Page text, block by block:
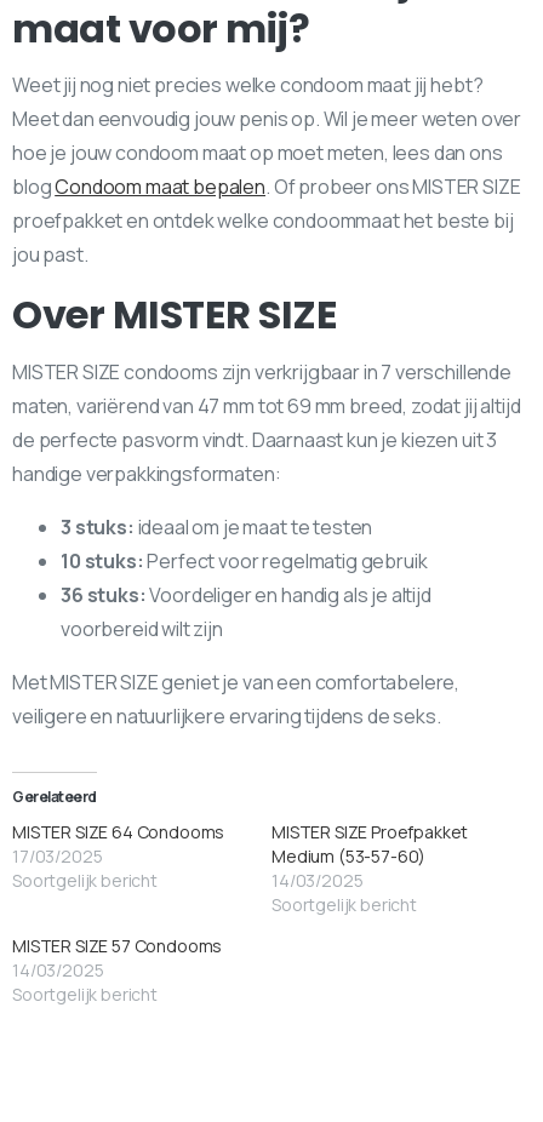
maat voor mij?
Weet jij nog niet precies welke condoom maat jij hebt?
Meet dan eenvoudig jouw penis op. Wil je meer weten over
hoe je jouw condoom maat op moet meten, lees dan ons
blogCondoom maat bepalen. Of probeer ons MISTER SIZE
proefpakket en ontdek welke condoommaat het beste bij
jou past.
Over MISTER SIZE
MISTER SIZE condooms zijn verkrijgbaar in 7 verschillende
maten, variërend van 47 mm tot 69 mm breed, zodat jij altijd
de perfecte pasvorm vindt. Daarnaast kun je kiezen uit 3
handige verpakkingsformaten:
3 stuks: ideaal om je maat te testen
10 stuks:Perfect voor regelmatig gebruik
36 stuks:Voordeliger en handig als je altijd
voorbereid wilt zijn
Met MISTER SIZE geniet je van een comfortabelere,
veiligere en natuurlijkere ervaring tijdens de seks.
Gerelateerd
MISTER SIZE 64 Condooms
17/03/2025
Soortgelijk bericht
MISTER SIZE Proefpakket
Medium (53-57-60)
14/03/2025
Soortgelijk bericht
MISTER SIZE 57 Condooms
14/03/2025
Soortgelijk bericht